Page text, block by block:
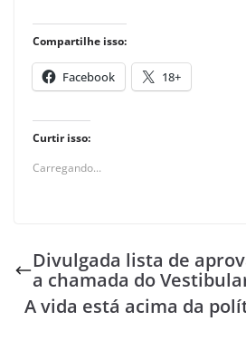
Compartilhe isso:
Facebook 18+
Curtir isso:
Carregando...
Divulgada lista de
a chamada do
A vida está acima da